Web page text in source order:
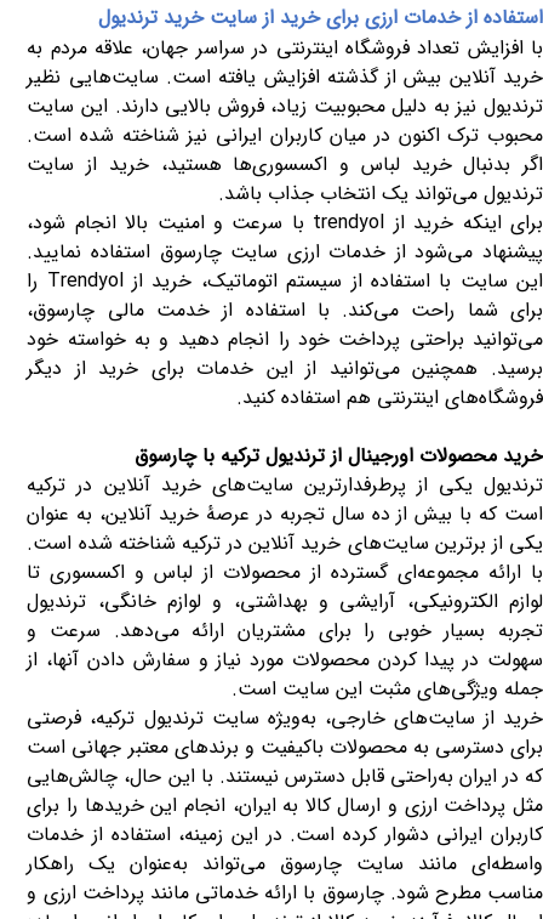
استفاده از خدمات ارزی برای خرید از سایت خرید ترندیول
با افزایش تعداد فروشگاه‌ اینترنتی در سراسر جهان، علاقه مردم به
خرید آنلاین بیش از گذشته افزایش یافته است. سایت‌هایی نظیر
ترندیول نیز به دلیل محبوبیت زیاد، فروش بالایی دارند. این سایت
محبوب ترک اکنون در میان کاربران ایرانی نیز شناخته شده است.
اگر بدنبال خرید لباس و اکسسوری‌ها هستید، خرید از سایت
ترندیول می‌تواند یک انتخاب جذاب باشد.
برای اینکه خرید از trendyol با سرعت و امنیت بالا انجام شود،
پیشنهاد می‌شود از خدمات ارزی سایت چارسوق استفاده نمایید.
این سایت با استفاده از سیستم اتوماتیک، خرید ازTrendyol را
برای شما راحت می‌کند. با استفاده از خدمت مالی چارسوق،
می‌توانید براحتی پرداخت خود را انجام دهید و به خواسته خود
برسید. همچنین می‌توانید از این خدمات برای خرید از دیگر
فروشگاه‌های اینترنتی هم استفاده کنید.
خرید محصولات اورجینال ازترندیولترکیه با چارسوق
ترندیول یکی از پرطرفدارترین سایت‌های خرید آنلاین در ترکیه
است که با بیش از ده سال تجربه در عرصهٔ خرید آنلاین، به عنوان
یکی از برترین سایت‌های خرید آنلاین در ترکیه شناخته شده است.
با ارائه مجموعه‌ای گسترده از محصولات از لباس و اکسسوری تا
لوازم الکترونیکی، آرایشی و بهداشتی، و لوازم خانگی، ترندیول
تجربه بسیار خوبی را برای مشتریان ارائه می‌دهد. سرعت و
سهولت در پیدا کردن محصولات مورد نیاز و سفارش دادن آنها، از
جمله ویژگی‌های مثبت این سایت است.
خرید از سایت‌های خارجی، به‌ویژه سایت ترندیول ترکیه، فرصتی
برای دسترسی به محصولات باکیفیت و برندهای معتبر جهانی است
که در ایران به‌راحتی قابل دسترس نیستند. با این حال، چالش‌هایی
مثل پرداخت ارزی و ارسال کالا به ایران، انجام این خریدها را برای
کاربران ایرانی دشوار کرده است. در این زمینه، استفاده از خدمات
واسطه‌ای مانند سایت چارسوق می‌تواند به‌عنوان یک راهکار
مناسب مطرح شود. چارسوق با ارائه خدماتی مانند پرداخت ارزی و